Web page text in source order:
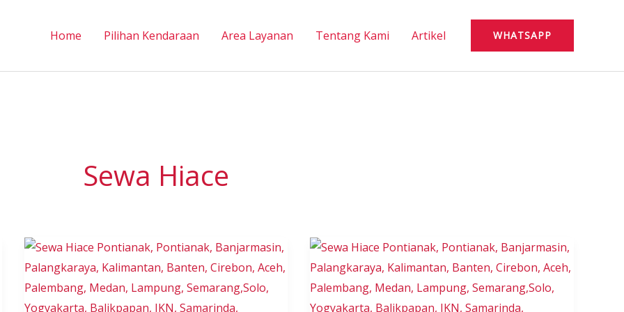
Home Pilihan Kendaraan Area Layanan Tentang Kami Artikel WHATSAPP
Sewa Hiace
Sewa
Hiace
Makassar
Sewa
Hiace
Kendari